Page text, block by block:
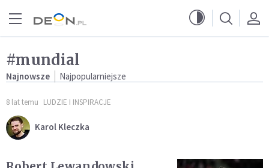
#mundial
Najnowsze Najpopularniejsze
8 lat temu LUDZIE I INSPIRACJE
Karol Kleczka